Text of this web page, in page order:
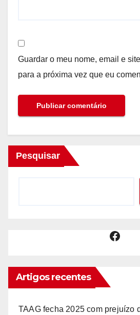
Guardar o meu nome, email e
para a próxima vez que eu
Pesquisar
Artigos recentes
TAAG fecha 2025 com prejuízo